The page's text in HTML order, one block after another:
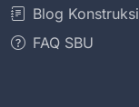
Blog Konstruksi
FAQ SBU